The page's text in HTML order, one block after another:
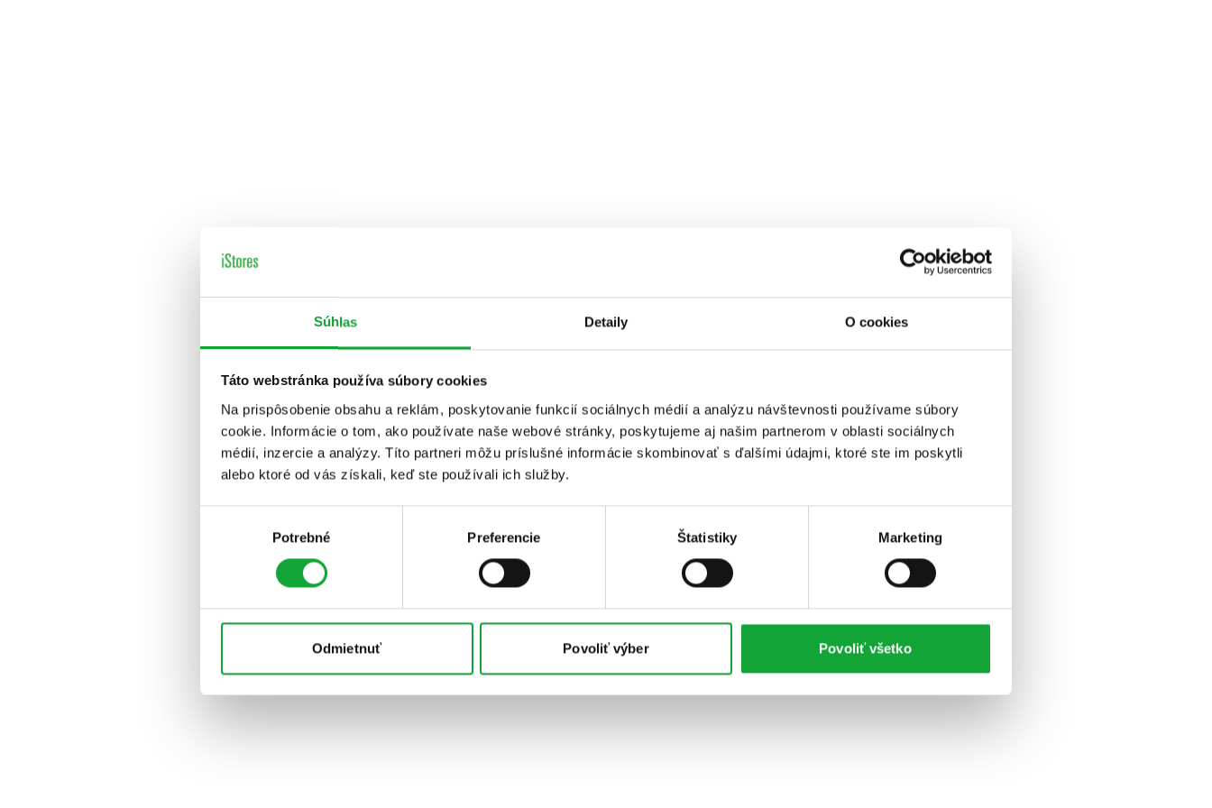
Súhlas Detaily O cookies
Táto webstránka používa súbory cookies
Na prispôsobenie obsahu a reklám, poskytovanie funkcií sociálnych médií a analýzu návštevnosti používame súbory
cookie. Informácie o tom, ako používate naše webové stránky, poskytujeme aj našim partnerom v oblasti sociálnych
médií, inzercie a analýzy. Títo partneri môžu príslušné informácie skombinovať s ďalšími údajmi, ktoré ste im poskytli
alebo ktoré od vás získali, keď ste používali ich služby.
Potrebné Preferencie Štatistiky Marketing
Odmietnuť Povoliť výber Povoliť všetko